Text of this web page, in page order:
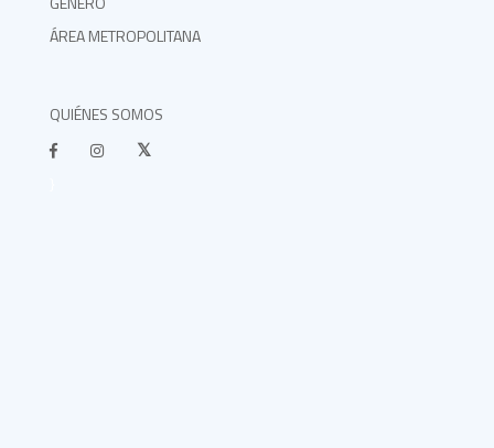
ÁREA METROPOLITANA
QUIÉNES SOMOS